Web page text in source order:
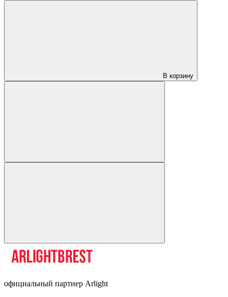
В корзину
официальный партнер Arlight